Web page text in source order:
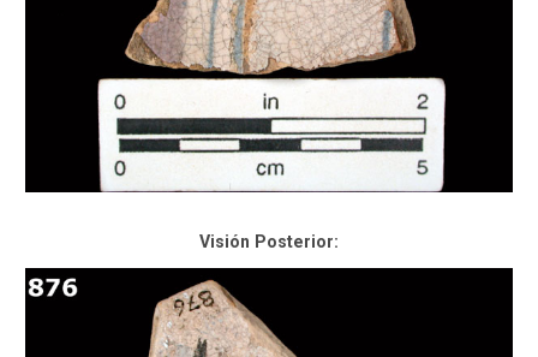
Visión Posterior: